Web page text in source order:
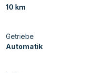
10 km
Getriebe
Automatik